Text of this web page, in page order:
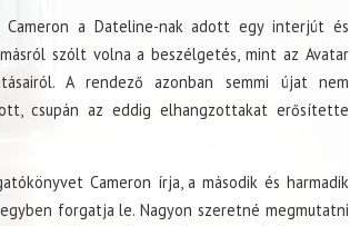
Cameron a Dateline-nak adott egy interjút és
szólt volna a beszélgetés, mint az Avatar
A rendező azonban semmi újat nem
csupán az eddig elhangzottakat erősítette
Cameron írja, a második és harmadik
forgatja le. Nagyon szeretné megmutatni